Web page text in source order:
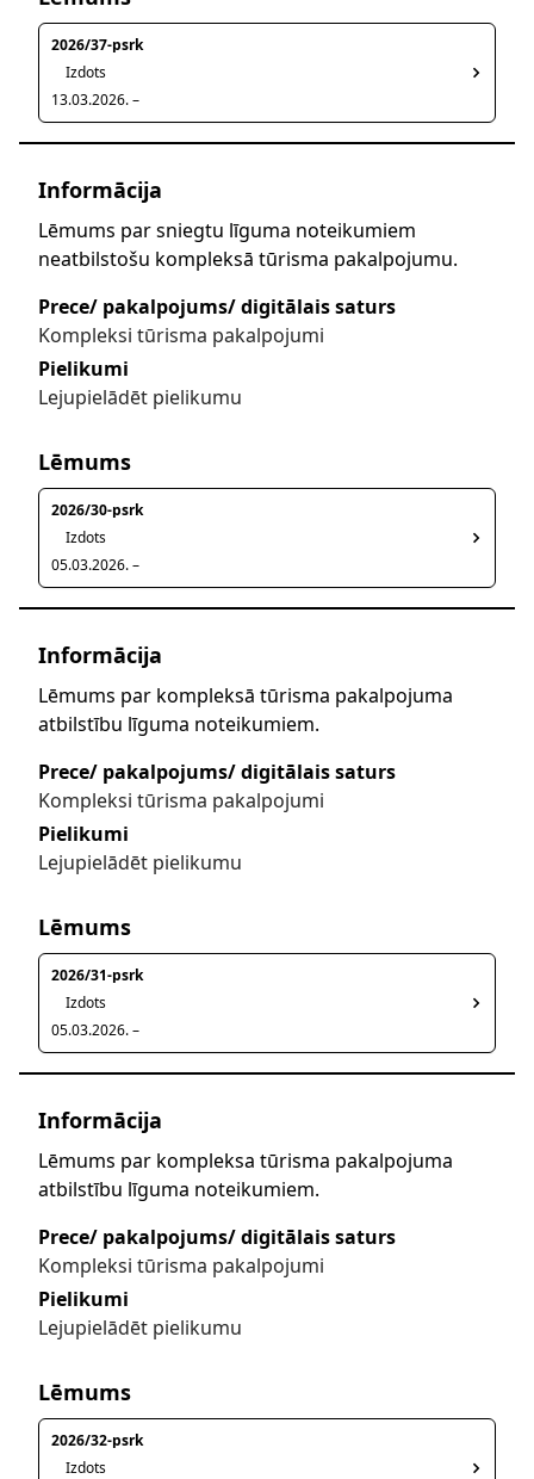
2026/37-psrk
Izdots
13.03.2026. –
Informācija
Lēmums par sniegtu līguma noteikumiem
neatbilstošu kompleksā tūrisma pakalpojumu.
Prece/ pakalpojums/ digitālais saturs
Kompleksi tūrisma pakalpojumi
Pielikumi
Lejupielādēt pielikumu
Lēmums
2026/30-psrk
Izdots
05.03.2026. –
Informācija
Lēmums par kompleksā tūrisma pakalpojuma
atbilstību līguma noteikumiem.
Prece/ pakalpojums/ digitālais saturs
Kompleksi tūrisma pakalpojumi
Pielikumi
Lejupielādēt pielikumu
Lēmums
2026/31-psrk
Izdots
05.03.2026. –
Informācija
Lēmums par kompleksa tūrisma pakalpojuma
atbilstību līguma noteikumiem.
Prece/ pakalpojums/ digitālais saturs
Kompleksi tūrisma pakalpojumi
Pielikumi
Lejupielādēt pielikumu
Lēmums
2026/32-psrk
Izdots